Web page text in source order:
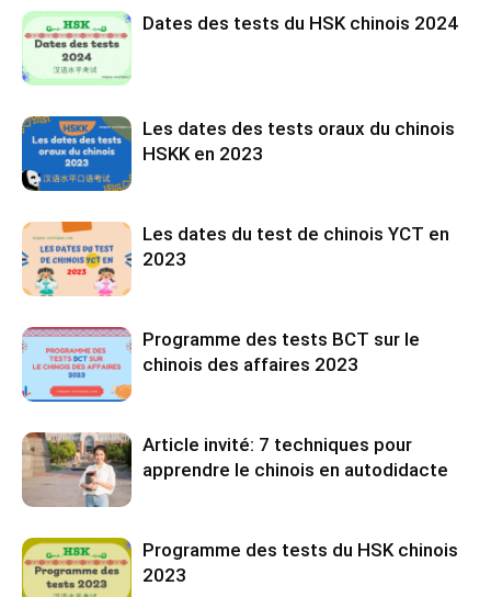
Dates des tests du HSK chinois 2024
Les dates des tests oraux du chinois
HSKK en 2023
Les dates du test de chinois YCT en
2023
Programme des tests BCT sur le
chinois des affaires 2023
Article invité: 7 techniques pour
apprendre le chinois en autodidacte
Programme des tests du HSK chinois
2023